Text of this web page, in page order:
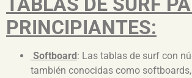
PRINCIPIANTES:
Softboard: Las tablas de surf con
también conocidas como